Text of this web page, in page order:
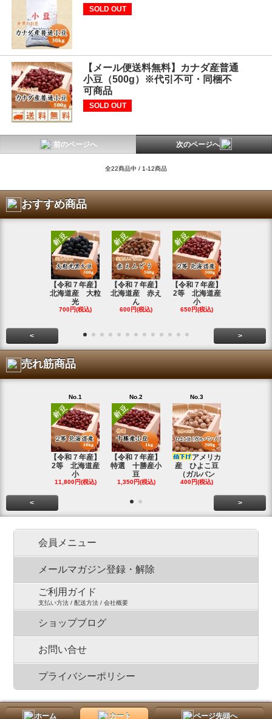
SOLD OUT
【メール便送料無料】カナダ産普通
小豆（500g）※代引不可・同梱不
可商品
SOLD OUT
前のページへ 次のページへ
全22商品中 / 1-12商品
おすすめ商品
【令和７年産】
北海道産 大粒
光
700円(税込)
【令和７年産】
北海道産 赤え
ん
600円(税込)
【令和７年産】
2等 北海道産
小
650円(税込)
< >
売れ筋商品
No.1
【令和７年産】
2等 北海道産
小
11,800円(税込)
No.2
【令和７年産】
特選 十勝産小
豆
1,350円(税込)
No.3
アメリカ
産 ひよこ豆
（ガルバン
400円(税込)
< >
会員メニュー
メールマガジン登録・解除
ご利用ガイド
支払い方法 / 配送方法 / 会社概要
ショップブログ
お問い合せ
プライバシーポリシー
ホーム カート ページ先頭へ